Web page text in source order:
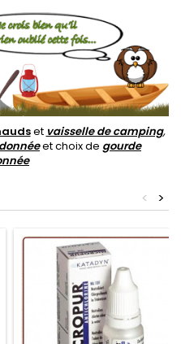
et vaisselle de camping,
et choix de gourde
>
<